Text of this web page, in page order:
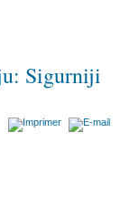
Sigurniji